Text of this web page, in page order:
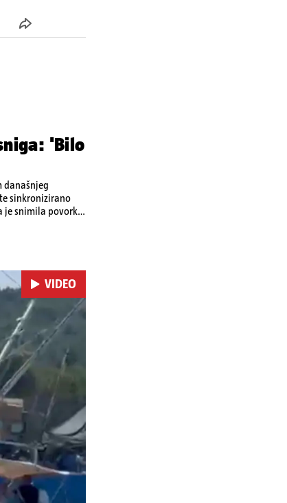
'Bilo
današnjeg
sinkronizirano
je snimila povorku.
je o
se i
VIDEO